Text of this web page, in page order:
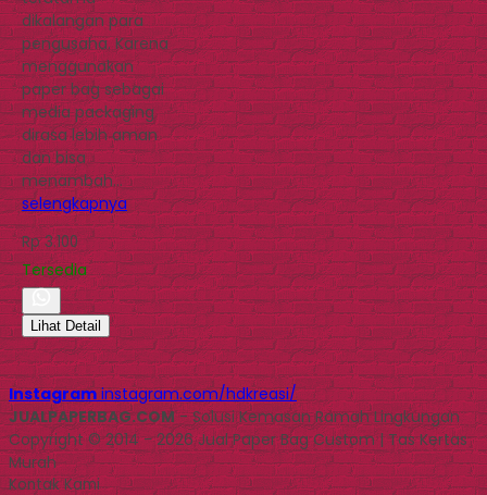
dikalangan para
pengusaha. Karena
menggunakan
paper bag sebagai
media packaging
dirasa lebih aman
dan bisa
menambah…
selengkapnya
Rp 3.100
Tersedia
Lihat Detail
Instagram instagram.com/hdkreasi/
JUALPAPERBAG.COM- Solusi Kemasan Ramah Lingkungan
Copyright © 2014 - 2026 Jual Paper Bag Custom | Tas Kertas
Murah
Kontak Kami